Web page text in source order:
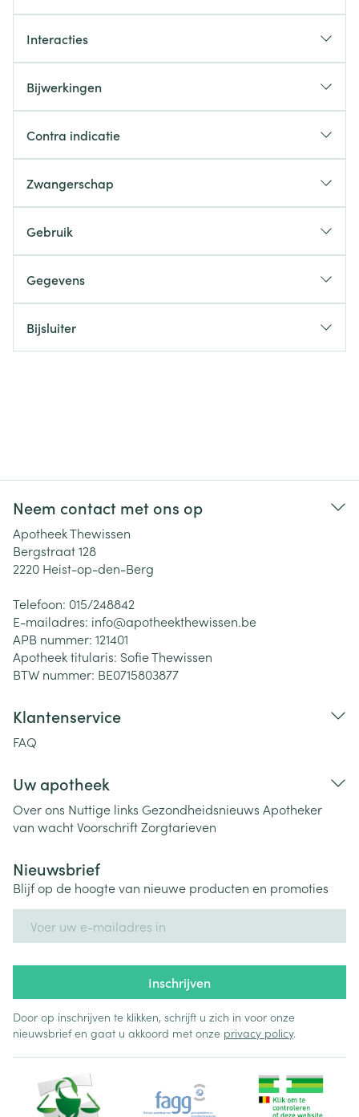
Interacties
Bijwerkingen
Contra indicatie
Zwangerschap
Gebruik
Gegevens
Bijsluiter
Neem contact met ons op
Apotheek Thewissen
Bergstraat 128
2220 Heist-op-den-Berg
Telefoon: 015/248842
E-mailadres: info@apotheekthewissen.be
APB nummer: 121401
Apotheek titularis: Sofie Thewissen
BTW nummer: BE0715803877
Klantenservice
FAQ
Uw apotheek
Over ons Nuttige links Gezondheidsnieuws Apotheker
van wachtVoorschriftZorgtarieven
Nieuwsbrief
Blijf op de hoogte van nieuwe producten en promoties
Inschrijven
Door op inschrijven te klikken, schrijft u zich in voor onze
nieuwsbrief en gaat u akkoord met onze privacy policy.